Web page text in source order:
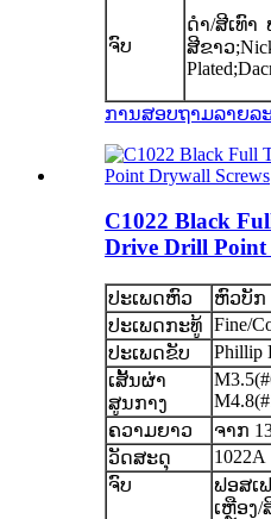
ຈົບ
ດຳ/ສີເທົາ
ສີຂາວ
ການສອບຖາມລາຍລ
C1022 Black
Drive Drill Point
ປະເພດຫົວ
ຫົວບັກ
ປະເພດກະທູ້ Fine/
ປະເພດຂັບ
Phillip
ເສັ້ນຜ່າ
ສູນກາງ
ຄວາມຍາວ
ຈາກ
ວັດສະດຸ
1022A
ຈົບ
ຟອສເ
ເຫຼືອງ/